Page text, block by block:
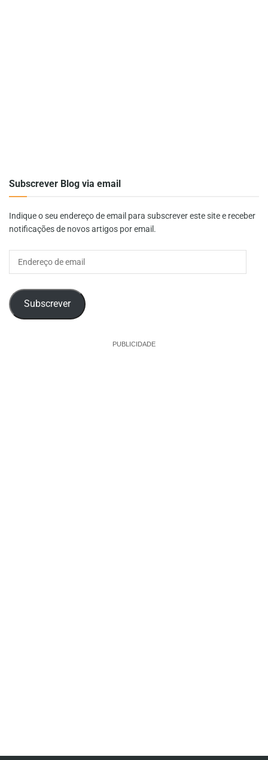
Subscrever Blog via email
Indique o seu endereço de email para subscrever este site e receber
notificações de novos artigos por email.
Subscrever
PUBLICIDADE